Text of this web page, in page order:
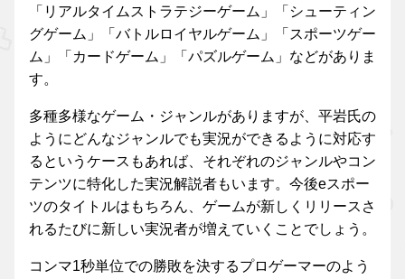
「リアルタイムストラテジーゲーム」「シューティン
グゲーム」「バトルロイヤルゲーム」「スポーツゲー
ム」「カードゲーム」「パズルゲーム」などがありま
す。
多種多様なゲーム・ジャンルがありますが、平岩氏の
ようにどんなジャンルでも実況ができるように対応す
るというケースもあれば、それぞれのジャンルやコン
テンツに特化した実況解説者もいます。今後eスポー
ツのタイトルはもちろん、ゲームが新しくリリースさ
れるたびに新しい実況者が増えていくことでしょう。
コンマ1秒単位での勝敗を決するプロゲーマーのよう